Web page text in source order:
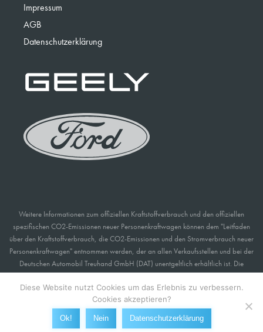
Impressum
AGB
Datenschutzerklärung
Weitere Informationen zum offiziellen Kraftstoffverbrauch und den offiziellen
spezifischen CO2-Emissionen neuer Personenkraftwagen können dem "Leitfaden
über den Kraftstoffverbrauch, die CO2-Emissionen und den Stromverbrauch neuer
Personenkraftwagen" entnommen werden, der an allen Verkaufsstellen und bei der
Deutschen Automobil Treuhand GmbH (DAT) unentgeltlich erhältlich ist. Die
angegebenen Werte wurden nach dem vorgeschriebenen Messverfahren (§ 2
Nrn. 5, 6, 6a Pkw-EnVKV in der jeweils geltenden Fassung) ermittelt. Die Angaben
beziehen sich nicht auf ein einzelnes Fahrzeug und sind nicht Bestandteil des
Angebots, sondern dienen allein Vergleichszwecken zwischen den verschiedenen
Diese Website nutzt Cookies um das Erlebnis zu verbessern.
Cookies akzeptieren?
Ok! Nein Datenschutzerklärung